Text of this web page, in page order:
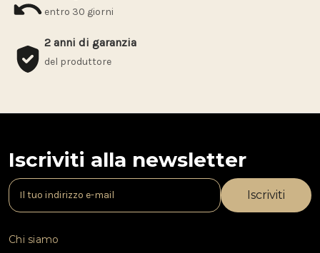
entro 30 giorni
2 anni di garanzia
del produttore
Iscriviti alla newsletter
I
n
r
Chi siamo